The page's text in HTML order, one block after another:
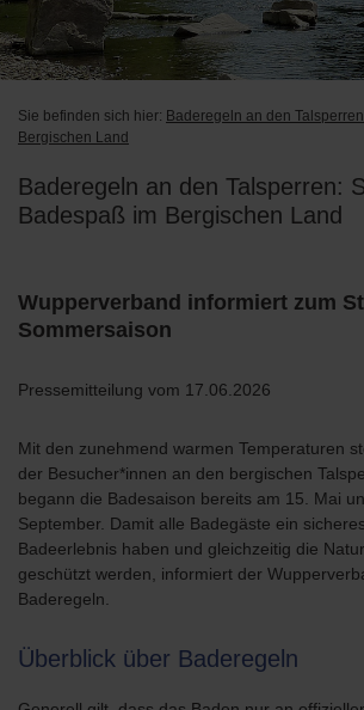
Sie befinden sich hier: Baderegeln an den
Bergischen Land
Baderegeln an den Talsperren:
Badespaß im Bergischen Land
Wupperverband informiert zum
Sommersaison
Pressemitteilung vom 17.06.2026
Mit den zunehmend warmen Temperaturen
der Besucher*innen an den bergischen
begann die Badesaison bereits am 15. Mai
September. Damit alle Badegäste ein
Badeerlebnis haben und gleichzeitig die
geschützt werden, informiert der
Baderegeln.
Überblick über Baderegeln